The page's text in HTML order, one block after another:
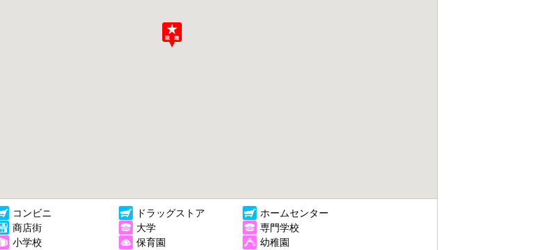
コンビニ ドラッグストア
ホームセンター
商店街 大学
専門学校
小学校 保育園 幼稚園